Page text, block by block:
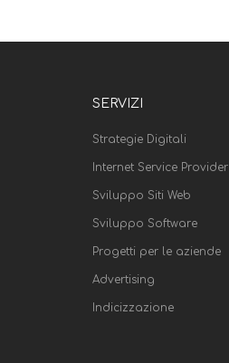
SERVIZI
Strategie Digitali
Internet Service Provider
Sviluppo Siti Web
Sviluppo Software
Progetti per le aziende
Advertising
Indicizzazione